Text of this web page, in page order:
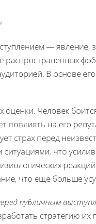
— явление,
распространенных
В основе
оценки. Человек
повлиять на его
страх перед
ситуациями, что
что еще больше
публичным
стратегию